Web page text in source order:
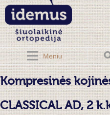
Meniu
Kompresinės
CLASSICAL AD, 2